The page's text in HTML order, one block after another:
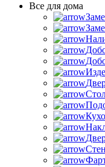
Все для дома